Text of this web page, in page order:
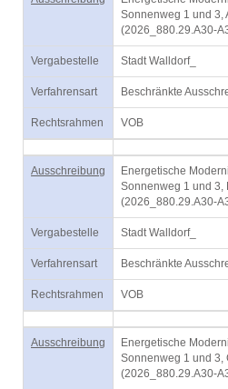
Sonnenweg 1 und 3,
(2026_880.29.A30-
Vergabestelle Stadt Walldorf_
Verfahrensart Beschränkte
Rechtsrahmen VOB
Ausschreibung
Energetische
Sonnenweg 1 und 3,
(2026_880.29.A30-
Vergabestelle Stadt Walldorf_
Verfahrensart Beschränkte
Rechtsrahmen VOB
Ausschreibung
Energetische
Sonnenweg 1 und 3,
(2026_880.29.A30-